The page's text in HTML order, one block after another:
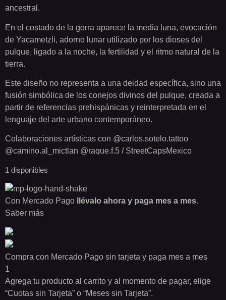
ancestral.
En el costado de la gorra aparece la media luna, evocación
de Yacametzli, adorno lunar utilizado por los dioses del
pulque, ligado a la noche, la fertilidad y el ritmo natural de la
tierra.
Este diseño no representa a una deidad específica, sino una
fusión simbólica de los conejos divinos del pulque, creada a
partir de referencias prehispánicas y reinterpretada en el
lenguaje del arte urbano contemporáneo.
Colaboraciones artísticas con @carlos.sotelo.tattoo
@camino.al_mictlan @raque.f.5 / StreetCapsMexico
1 disponibles
Con Mercado Pago llévalo ahora y paga mes a mes.
Saber más
Compra con Mercado Pago sin tarjeta y paga mes a mes
1
Agrega tu producto al carrito y al momento de pagar, elige
“Cuotas sin Tarjeta” o “Meses sin Tarjeta”.